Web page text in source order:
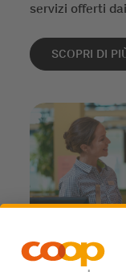
servizi offerti
SCOPRI DI